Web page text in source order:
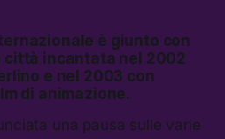
è giunto con
città incantata nel 2002
e nel 2003 con
di animazione.
una pausa sulle varie